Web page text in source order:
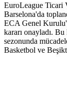
EuroLeague Ticari
Barselona'da
ECA Genel
kararı onayladı.
sezonunda
Basketbol ve